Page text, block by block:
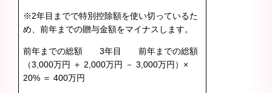
※2年目までで特別控除額を使い切っているた
め、前年までの贈与金額をマイナスします。
前年までの総額 3年目 前年までの総額
（3,000万円 ＋ 2,000万円 － 3,000万円）×
20% ＝ 400万円